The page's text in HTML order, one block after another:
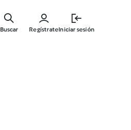
RegístrateIniciar sesión
Buscar